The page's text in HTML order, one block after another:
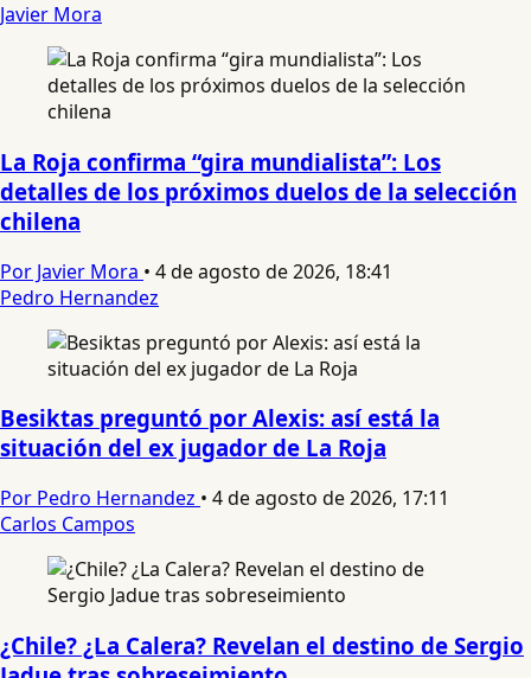
Javier Mora
La Roja confirma “gira mundialista”: Los
detalles de los próximos duelos de la selección
chilena
Por Javier Mora • 4 de agosto de 2026, 18:41
Pedro Hernandez
Besiktas preguntó por Alexis: así está la
situación del ex jugador de La Roja
Por Pedro Hernandez • 4 de agosto de 2026, 17:11
Carlos Campos
¿Chile? ¿La Calera? Revelan el destino de Sergio